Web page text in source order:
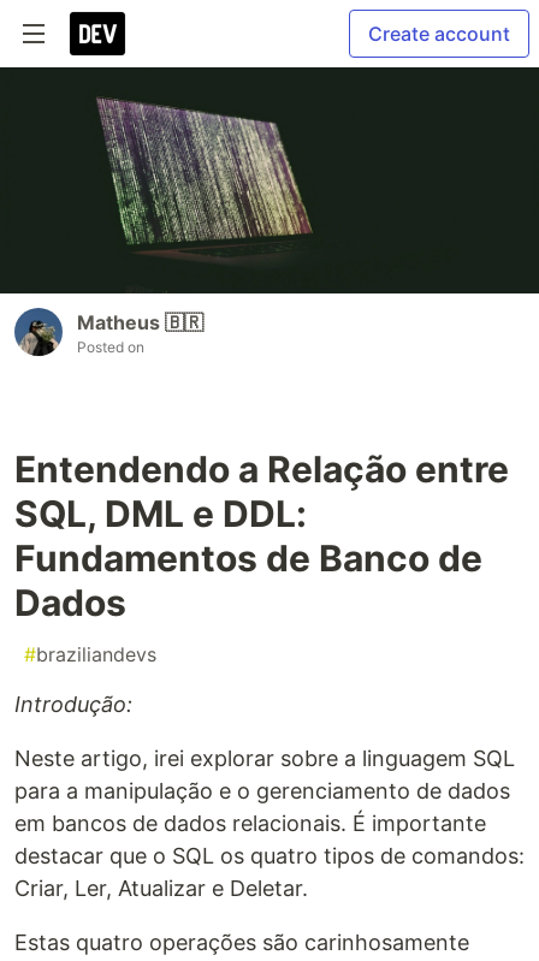
Create account
Matheus 🇧🇷
Posted on
Entendendo a Relação entre
SQL, DML e DDL:
Fundamentos de Banco de
Dados
#braziliandevs
Introdução:
Neste artigo, irei explorar sobre a linguagem SQL
para a manipulação e o gerenciamento de dados
em bancos de dados relacionais. É importante
destacar que o SQL os quatro tipos de comandos:
Criar, Ler, Atualizar e Deletar.
Estas quatro operações são carinhosamente